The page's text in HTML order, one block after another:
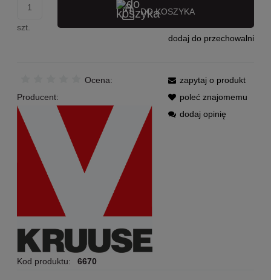
szt.
DO KOSZYKA
dodaj do przechowalni
Ocena:
Producent:
Kod produktu: 6670
zapytaj o produkt
poleć znajomemu
dodaj opinię